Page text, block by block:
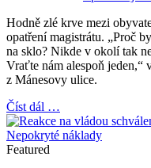
Hodně zlé krve mezi
opatření magistrátu. „Proč
na sklo? Nikde v okolí tak
Vraťte nám alespoň jeden,“
z Mánesovy ulice.
Číst dál …
Featured